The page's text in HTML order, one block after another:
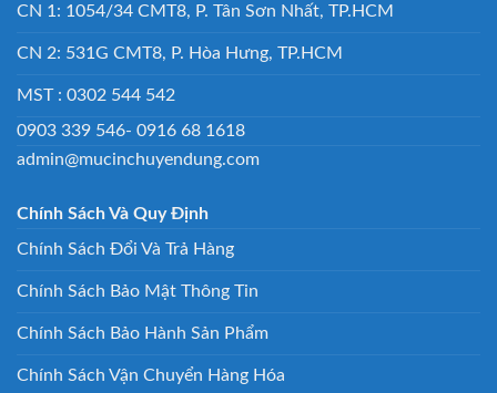
CN 1: 1054/34 CMT8, P. Tân Sơn Nhất, TP.HCM
CN 2: 531G CMT8, P. Hòa Hưng, TP.HCM
MST : 0302 544 542
0903 339 546- 0916 68 1618
admin@mucinchuyendung.com
Chính Sách Và Quy Định
Chính Sách Đổi Và Trả Hàng
Chính Sách Bảo Mật Thông Tin
Chính Sách Bảo Hành Sản Phẩm
Chính Sách Vận Chuyển Hàng Hóa